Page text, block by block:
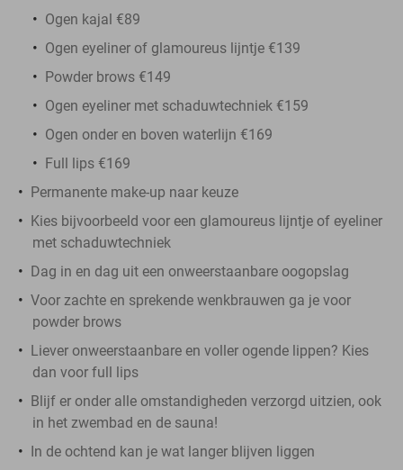
Ogen kajal €89
Ogen eyeliner of glamoureus lijntje €139
Powder brows €149
Ogen eyeliner met schaduwtechniek €159
Ogen onder en boven waterlijn €169
Full lips €169
Permanente make-up naar keuze
Kies bijvoorbeeld voor een glamoureus lijntje of eyeliner
met schaduwtechniek
Dag in en dag uit een onweerstaanbare oogopslag
Voor zachte en sprekende wenkbrauwen ga je voor
powder brows
Liever onweerstaanbare en voller ogende lippen? Kies
dan voor full lips
Blijf er onder alle omstandigheden verzorgd uitzien, ook
in het zwembad en de sauna!
In de ochtend kan je wat langer blijven liggen